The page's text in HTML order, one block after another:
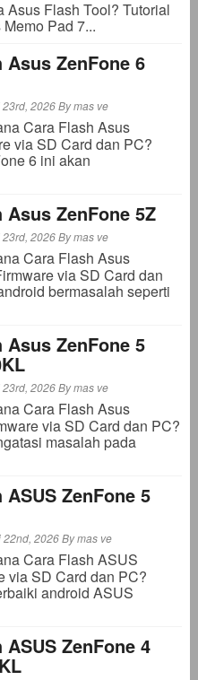
Asus Flash Tool? Tutorial
Pad 7...
Asus ZenFone 6
2026 Bymas ve
Cara Flash Asus
via SD Card dan PC?
6 ini akan
Asus ZenFone 5Z
2026 Bymas ve
Cara Flash Asus
via SD Card dan
bermasalah seperti
Asus ZenFone 5
2026 Bymas ve
Cara Flash Asus
via SD Card dan PC?
masalah pada
ASUS ZenFone 5
22nd, 2026 Bymas ve
Cara Flash ASUS
via SD Card dan PC?
android ASUS
ASUS ZenFone 4